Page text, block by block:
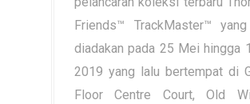
Friends™ TrackMaster™
diadakan pada 25 Mei hingga
2019 yang lalu bertempat di
Floor Centre Court, Old